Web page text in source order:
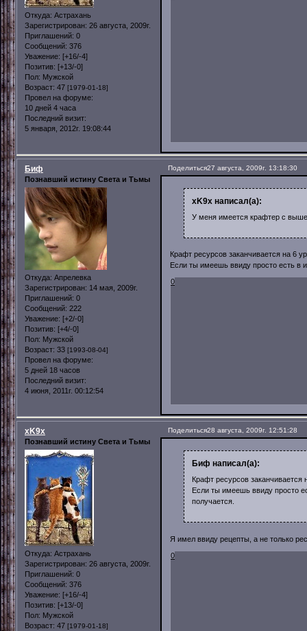
Откуда: Астрахань
Зарегистрирован: 26 августа, 2009г.
Приглашений: 0
Сообщений: 376
Уважение: [+16/-4]
Позитив: [+13/-0]
Пол: Мужской
Возраст: 47 [1979-01-18]
Провел на форуме:
10 дней 4 часа
Последний визит:
5 января, 2012г. 19:08:44
Поделиться27 августа, 2009г. 13:18:30
Биф
Познавший истину Света и Тьмы
Откуда: Апрелевка
Зарегистрирован: 14 мая, 2009г.
Приглашений: 0
Сообщений: 222
Уважение: [+2/-0]
Позитив: [+4/-0]
Пол: Мужской
Возраст: 33 [1993-08-04]
Провел на форуме:
5 дней 18 часов
Последний визит:
4 июня, 2011г. 00:12:54
xK9x написал(а):
У меня имеется крафтер с
Крафт ресурсов заканчивается на 6
Если ты имеешь ввиду просто есть в
0
Поделиться28 августа, 2009г. 12:51:28
xK9x
Познавший истину Света и Тьмы
Откуда: Астрахань
Зарегистрирован: 26 августа, 2009г.
Приглашений: 0
Сообщений: 376
Уважение: [+16/-4]
Позитив: [+13/-0]
Пол: Мужской
Возраст: 47 [1979-01-18]
Биф написал(а):
Крафт ресурсов заканчивается
Если ты имеешь ввиду просто
получается.
Я имел ввиду рецепты, а не только
0